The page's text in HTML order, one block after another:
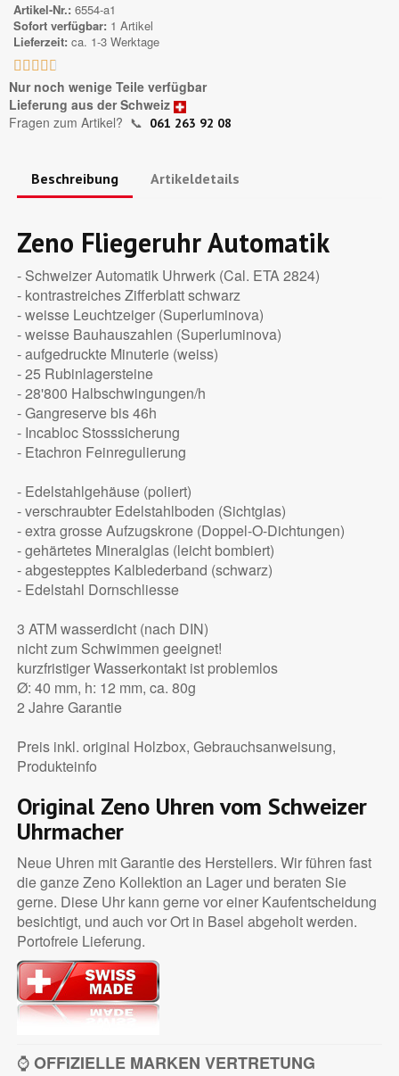
Artikel-Nr. 6554-a1
Sofort verfügbar 1 Artikel
Lieferzeit ca. 1-3 Werktage
    
Nur noch wenige Teile verfügbar
Lieferung aus der Schweiz
Fragen zum Artikel? 📞 061 263 92 08
Beschreibung Artikeldetails
Zeno Fliegeruhr Automatik
- Schweizer Automatik Uhrwerk (Cal. ETA 2824)
- kontrastreiches Zifferblatt schwarz
- weisse Leuchtzeiger (Superluminova)
- weisse Bauhauszahlen (Superluminova)
- aufgedruckte Minuterie (weiss)
- 25 Rubinlagersteine
- 28'800 Halbschwingungen/h
- Gangreserve bis 46h
- Incabloc Stosssicherung
- Etachron Feinregulierung
- Edelstahlgehäuse (poliert)
- verschraubter Edelstahlboden (Sichtglas)
- extra grosse Aufzugskrone (Doppel-O-Dichtungen)
- gehärtetes Mineralglas (leicht bombiert)
- abgestepptes Kalblederband (schwarz)
- Edelstahl Dornschliesse
3 ATM wasserdicht (nach DIN)
nicht zum Schwimmen geeignet!
kurzfristiger Wasserkontakt ist problemlos
Ø: 40 mm, h: 12 mm, ca. 80g
2 Jahre Garantie
Preis inkl. original Holzbox, Gebrauchsanweisung,
Produkteinfo
Original Zeno Uhren vom Schweizer
Uhrmacher
Neue Uhren mit Garantie des Herstellers. Wir führen fast
die ganze Zeno Kollektion an Lager und beraten Sie
gerne. Diese Uhr kann gerne vor einer Kaufentscheidung
besichtigt, und auch vor Ort in Basel abgeholt werden.
Portofreie Lieferung.
⌚OFFIZIELLE MARKEN VERTRETUNG